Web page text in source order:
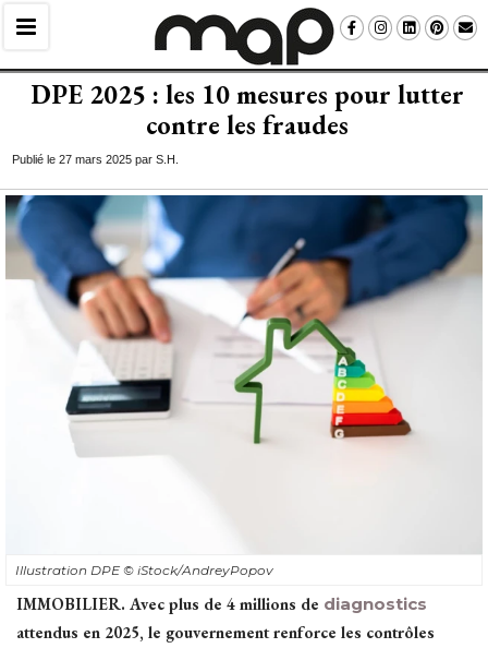
DPE 2025 : les 10 mesures pour lutter
contre les fraudes
Publié le 27 mars 2025 par S.H.
Illustration DPE © iStock/AndreyPopov
IMMOBILIER. Avec plus de 4 millions de diagnostics
attendus en 2025, le gouvernement renforce les contrôles